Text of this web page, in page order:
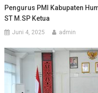
Pengurus PMI Kabupaten
ST M.SP Ketua
Juni 4, 2025 admin